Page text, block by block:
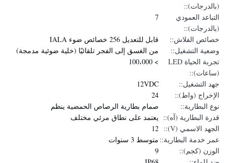
(بالدرجات)::
التباعد العمودي
(بالدرجات)::
7
خصائص الفلاش::
قابل للتعديل 256 خصائص ضوء IALA
وضعية التشغيل::
من الغسق إلى الفجر تلقائيًا (خلية ضوئية مدمجة)
تجربة الحياة LED
(ساعات)::
> 100،000
جهد التشغيل::
12VDC
الإخراج (واط)::
24
نوع البطارية::
صمام بطارية الرصاص الحمضية ينظم
قدرة البطارية (آه):: يعتمد على نطاق مرئي مختلف
الجهد الاسمي (V)::
12
عمر خدمة البطارية:: متوسط ​​3 سنوات
الوزن (كجم)::
9